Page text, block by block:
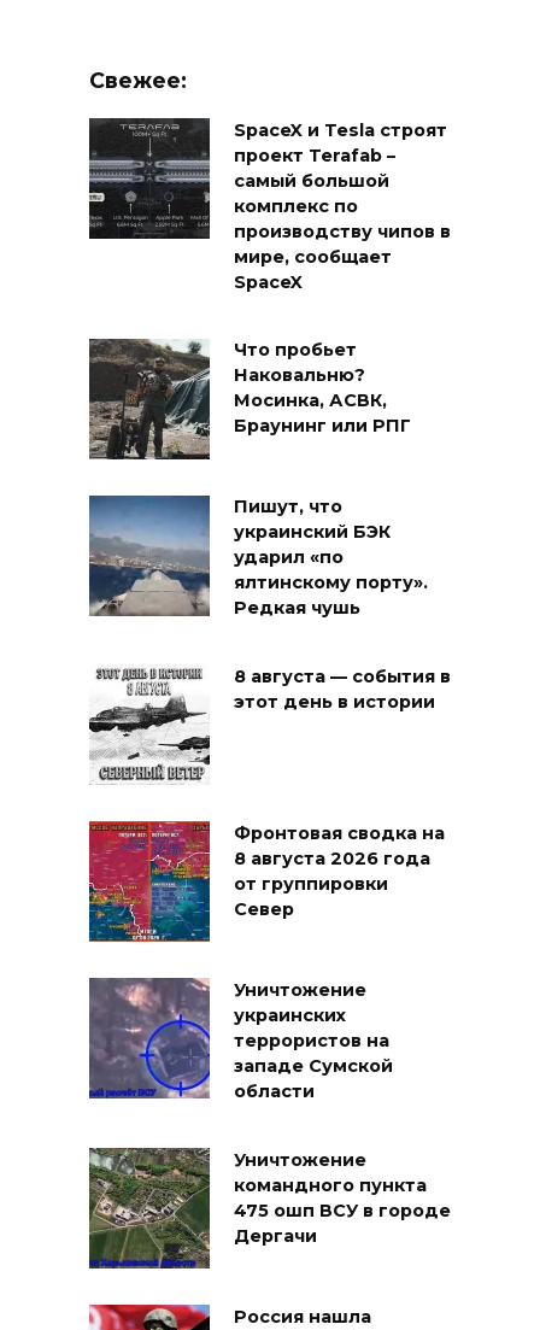
Свежее:
SpaceX и Tesla строят
проект Terafab –
самый большой
комплекс по
производству чипов в
мире, сообщает
SpaceX
Что пробьет
Наковальню?
Мосинка, АСВК,
Браунинг или РПГ
Пишут, что
украинский БЭК
ударил «по
ялтинскому порту».
Редкая чушь
8 августа — события в
этот день в истории
Фронтовая сводка на
8 августа 2026 года
от группировки
Север
Уничтожение
украинских
террористов на
западе Сумской
области
Уничтожение
командного пункта
475 ошп ВСУ в городе
Дергачи
Россия нашла